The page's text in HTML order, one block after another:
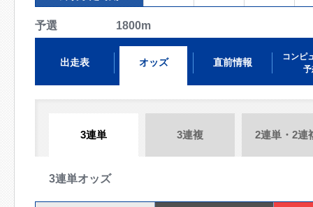
予選 1800m
出走表 オッズ 直前情報
コンピ
予
3連単 3連複 2連単・2連
3連単オッズ